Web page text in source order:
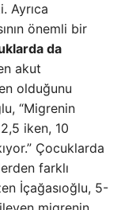
Ayrıca
önemli bir
da
akut
olduğunu
“Migrenin
iken, 10
Çocuklarda
farklı
İçağasıoğlu, 5-